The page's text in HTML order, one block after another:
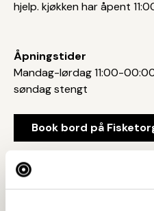
hjelp. kjøkken har åpent
Åpningstider
Mandag-lørdag 11:00-
søndag stengt
Book bord på